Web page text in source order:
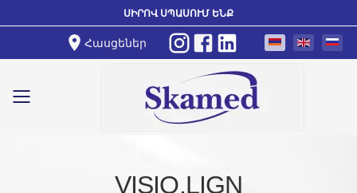
ՍԻՐՈՎ ՍՊԱՍՈՒՄ ԵՆՔ
Հասցեներ
Toggle mobile menu
VISIO.LIGN